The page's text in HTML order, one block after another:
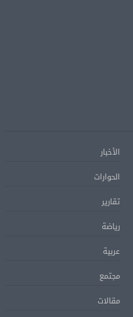
الأخبار
الحوارات
تقارير
رياضة
عربية
مجتمع
مقالات